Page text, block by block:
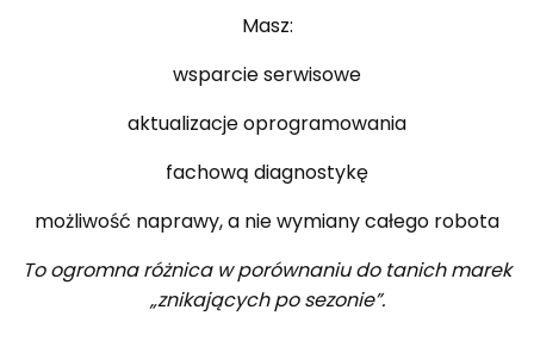
Masz:
wsparcie serwisowe
aktualizacje oprogramowania
fachową diagnostykę
możliwość naprawy, a nie wymiany całego robota
To ogromna różnica w porównaniu do tanich marek
„znikających po sezonie”.